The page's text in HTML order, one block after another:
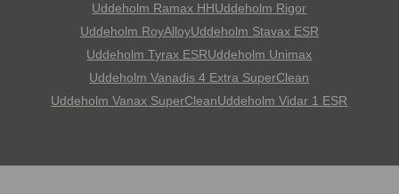
Uddeholm Ramax HHUddeholm Rigor
Uddeholm RoyAlloyUddeholm Stavax ESR
Uddeholm Tyrax ESRUddeholm Unimax
Uddeholm Vanadis 4 Extra SuperClean
Uddeholm Vanax SuperCleanUddeholm Vidar 1 ESR